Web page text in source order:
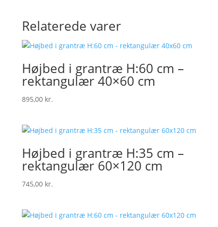
Relaterede varer
Højbed i grantræ H:60 cm –
rektangulær 40×60 cm
895,00 kr.
Højbed i grantræ H:35 cm –
rektangulær 60×120 cm
745,00 kr.